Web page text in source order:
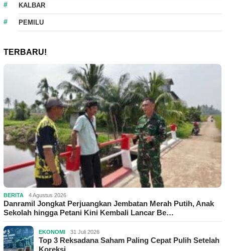
KALBAR
PEMILU
TERBARU!
BERITA 4 Agustus 2026
Danramil Jongkat Perjuangkan Jembatan Merah Putih, Anak
Sekolah hingga Petani Kini Kembali Lancar Be…
EKONOMI 31 Juli 2026
Top 3 Reksadana Saham Paling Cepat Pulih Setelah
Koreksi